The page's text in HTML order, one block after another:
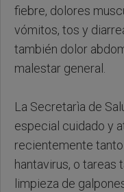
fiebre, dolores
vómitos, tos y
también dolor
malestar general.
La Secretarìa de
especial cuidado y
recientemente
hantavirus, o
limpieza de